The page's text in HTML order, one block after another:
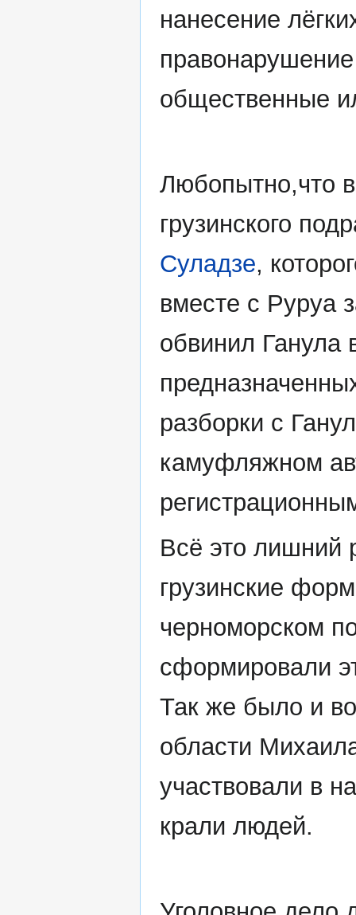
нанесение
общественные
Любопытно,что
грузинского
Суладзе,
вместе с Руруа
обвинил Ганула
разборки с
камуфляжном
Всё это лишний
грузинские
черноморском
сформировали
Так же было и
области
участвовали в
крали людей.